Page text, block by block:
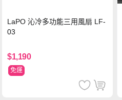
LaPO 沁冷多功能三用風扇 LF-
03
$1,190
免運